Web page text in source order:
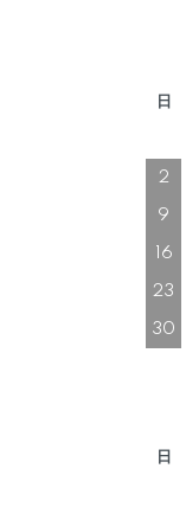
日
2
9
16
23
30
日